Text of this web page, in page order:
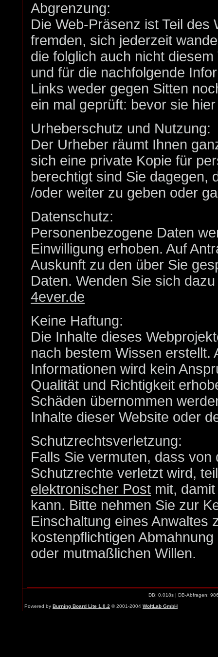
Abgrenzung:
Die Web-Präsenz ist Teil
fremden, sich jederzeit
die folglich auch nicht
und für die nachfolgende
Links weder gegen Sitten
ein mal geprüft: bevor sie
Urheberschutz und Nutzung:
Der Urheber räumt Ihnen
sich eine private Kopie für
berechtigt sind Sie dagegen,
/oder weiter zu geben oder
Datenschutz:
Personenbezogene Daten
Einwilligung erhoben. Auf
Auskunft zu den über Sie
Daten. Wenden Sie sich
4ever.de
Keine Haftung:
Die Inhalte dieses
nach bestem Wissen erstellt.
Informationen wird kein
Qualität und Richtigkeit
Schäden übernommen
Inhalte dieser Website oder
Schutzrechtsverletzung:
Falls Sie vermuten, dass
Schutzrechte verletzt wird,
elektronischer Post mit,
kann. Bitte nehmen Sie zur
Einschaltung eines Anwaltes
kostenpflichtigen
oder mutmaßlichen Willen.
DB: 0.018s | DB-Abfragen:
Powered by Burning Board Lite 1.0.2 © 2001-2004 WoltLab GmbH